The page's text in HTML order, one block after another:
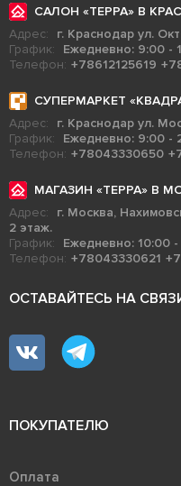
САЛОН «ТЕРРА» В
Адрес:
г. Краснодар ул.
График:
Ежедневно: 9:00 -
Телефон: +78612125619
СУПЕРМАРКЕТ
Адрес:
г. Краснодар ул.
График:
Ежедневно: 9:00 -
Телефон: +78043330650
МАГАЗИН «ТЕРРА» В
Адрес:
г. Москва,
2 этаж.
График:
Ежедневно: 10:00
Телефон: +78043330621
ОСТАВАЙТЕСЬ НА
ПОКУПАТЕЛЮ
Оплата